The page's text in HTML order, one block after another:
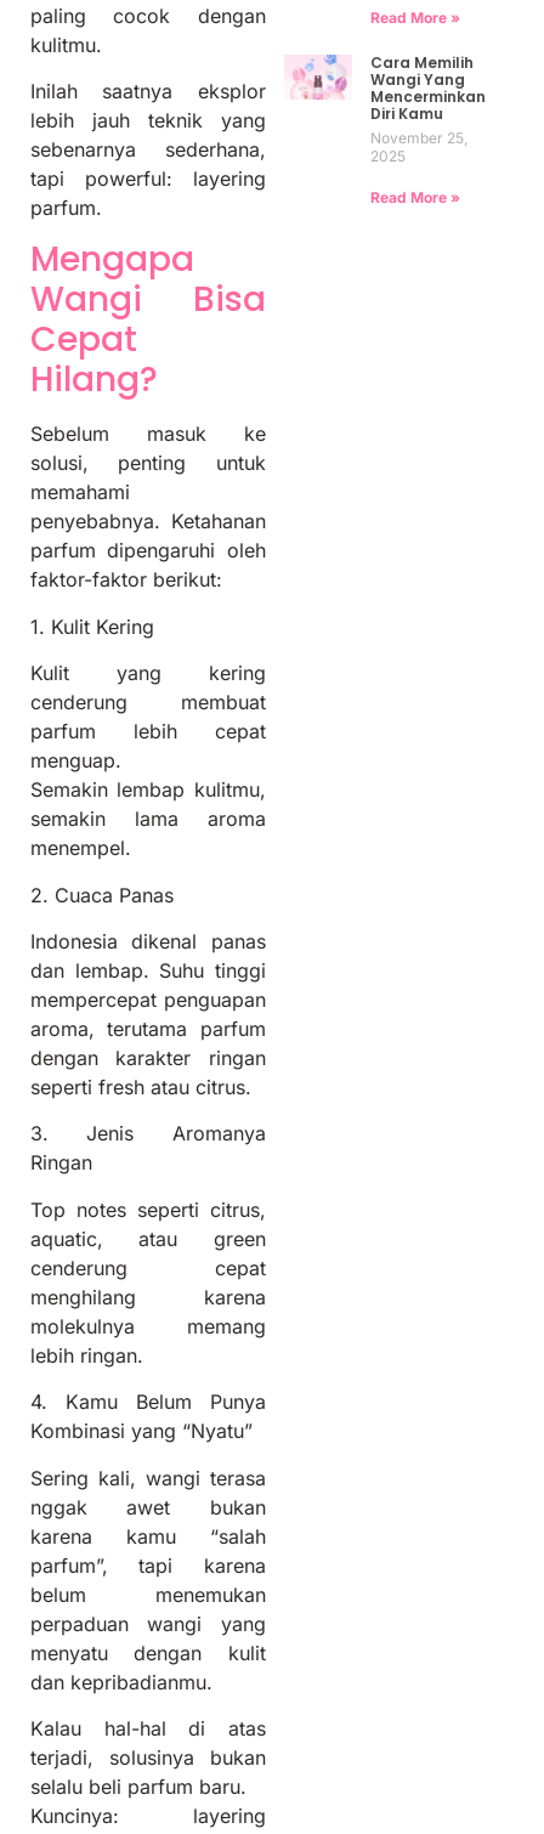
paling cocok dengan
kulitmu.
Inilah saatnya eksplor
lebih jauh teknik yang
sebenarnya sederhana,
tapi powerful: layering
parfum.
Mengapa
Wangi Bisa
Cepat
Hilang?
Sebelum masuk ke
solusi, penting untuk
memahami
penyebabnya. Ketahanan
parfum dipengaruhi oleh
faktor-faktor berikut:
1. Kulit Kering
Kulit yang kering
cenderung membuat
parfum lebih cepat
menguap.
Semakin lembap kulitmu,
semakin lama aroma
menempel.
2. Cuaca Panas
Indonesia dikenal panas
dan lembap. Suhu tinggi
mempercepat penguapan
aroma, terutama parfum
dengan karakter ringan
seperti fresh atau citrus.
3. Jenis Aromanya
Ringan
Top notes seperti citrus,
aquatic, atau green
cenderung cepat
menghilang karena
molekulnya memang
lebih ringan.
4. Kamu Belum Punya
Kombinasi yang “Nyatu”
Sering kali, wangi terasa
nggak awet bukan
karena kamu “salah
parfum”, tapi karena
belum menemukan
perpaduan wangi yang
menyatu dengan kulit
dan kepribadianmu.
Kalau hal-hal di atas
terjadi, solusinya bukan
selalu beli parfum baru.
Kuncinya: layering
Read More »
Cara Memilih
Wangi Yang
Mencerminkan
Diri Kamu
November 25,
2025
Read More »